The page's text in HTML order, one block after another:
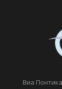
Виа